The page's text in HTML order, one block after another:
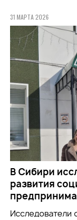
31 МАРТА 2026
В Сибири
развития
Исследователи